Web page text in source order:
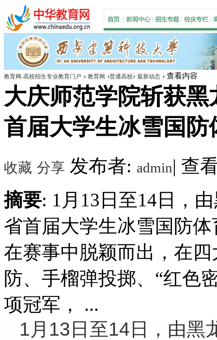
教育网-高校招生专业教育门户 › 教育网 ›普通高校› 最新动态 › 查看内容
大庆师范学院斩获黑
首届大学生冰雪国
收藏 分享 发布者: admin| 查
摘要: 1月13日至14日，
省首届大学生冰雪国防
在赛事中脱颖而出，在
防、手榴弹投掷、“红色
项冠军， ...
1月13日至14日，由黑